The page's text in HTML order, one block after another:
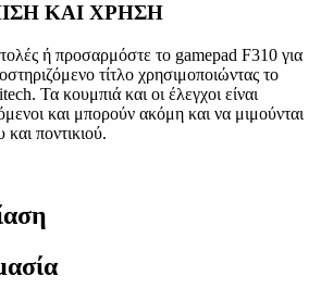
ΚΑΙ ΧΡΗΣΗ
ή προσαρμόστε το gamepad F310 για
τίτλο χρησιμοποιώντας το
Τα κουμπιά και οι έλεγχοι είναι
και μπορούν ακόμη και να μιμούνται
ποντικιού.